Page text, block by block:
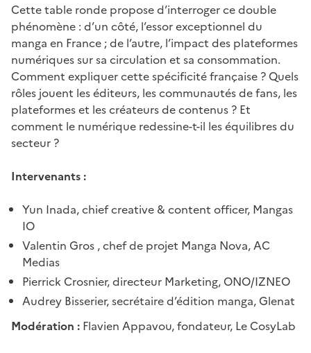
Cette table ronde propose d’interroger ce double
phénomène : d’un côté, l’essor exceptionnel du
manga en France ; de l’autre, l’impact des plateformes
numériques sur sa circulation et sa consommation.
Comment expliquer cette spécificité française ? Quels
rôles jouent les éditeurs, les communautés de fans, les
plateformes et les créateurs de contenus ? Et
comment le numérique redessine-t-il les équilibres du
secteur ?
Intervenants :
Yun Inada, chief creative & content officer, Mangas
IO
Valentin Gros , chef de projet Manga Nova, AC
Medias
Pierrick Crosnier, directeur Marketing, ONO/IZNEO
Audrey Bisserier, secrétaire d’édition manga, Glenat
Modération : Flavien Appavou, fondateur, Le CosyLab